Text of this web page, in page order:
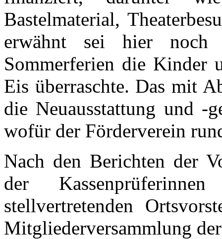
Bastelmaterial,
erwähnt sei hier
Sommerferien die Kinder
Eis überraschte. Das mit
die Neuausstattung und -
wofür der Förderverein
Nach den Berichten der
der
stellvertretenden
Mitgliederversammlung